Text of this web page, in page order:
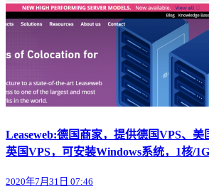
Leaseweb:德国商家，提供德国VPS、美
英国VPS，可安装Windows系统，1核/
2020年7月31日 07:46